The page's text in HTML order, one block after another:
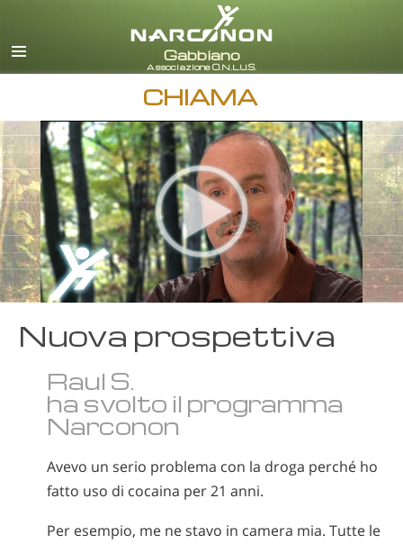
italiano
CHIAMA
Nuova prospettiva
Raul S.
ha svolto il programma
Narconon
Avevo un serio problema con la droga perché ho
fatto uso di cocaina per 21 anni.
Per esempio, me ne stavo in camera mia. Tutte le